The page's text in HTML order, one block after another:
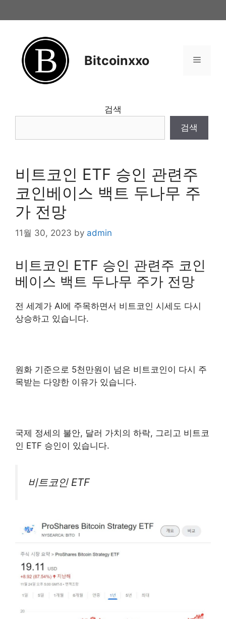
to
Bitcoinxxo Menu
검색
검색
비트코인 ETF 승인 관련주
코인베이스 백트 두나무 주
가 전망
11월 30, 2023 by admin
비트코인 ETF 승인 관련주 코인
베이스 백트 두나무 주가 전망
전 세계가 AI에 주목하면서 비트코인 시세도 다시
상승하고 있습니다.
원화 기준으로 5천만원이 넘은 비트코인이 다시 주
목받는 다양한 이유가 있습니다.
국제 정세의 불안, 달러 가치의 하락, 그리고 비트코
인 ETF 승인이 있습니다.
비트코인 ETF